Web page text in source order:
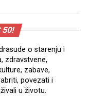
50!
o starenju i
zdravstvene,
zabave,
povezati i
u životu.